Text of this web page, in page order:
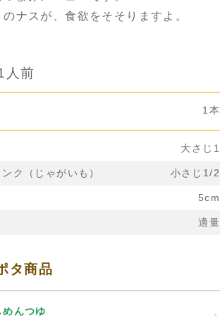
ナスが、食欲をそそりますよ。
人前
1本
大さじ1
ク（じゃがいも） 小さじ1/2
5cm
適量
タ商品
めんつゆ